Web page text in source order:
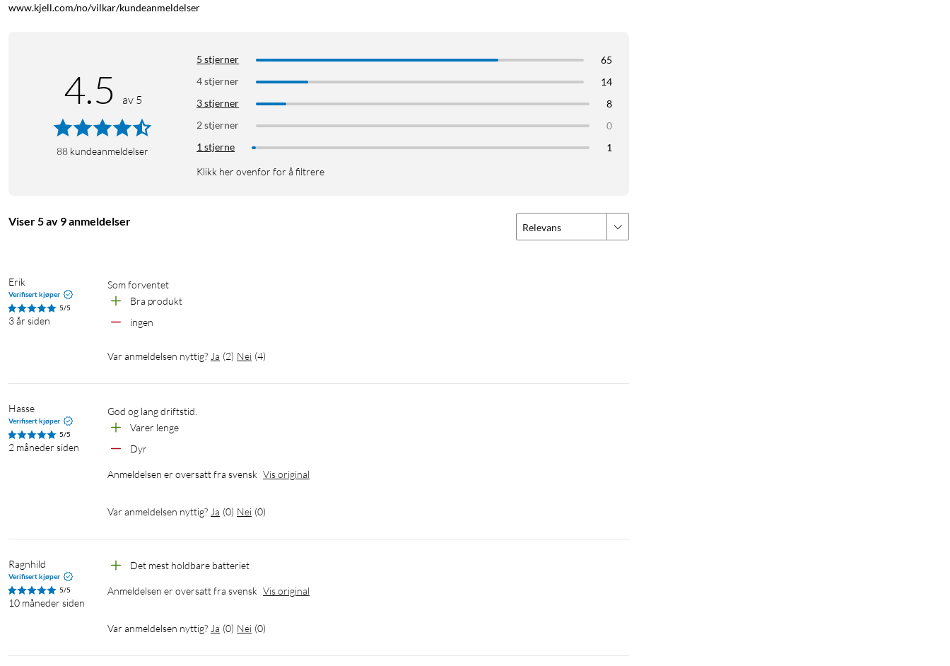
www.kjell.com/no/vilkar/kundeanmeldelser
4.5 av 5
88 kundeanmeldelser
5 stjerner
65
4 stjerner
14
3 stjerner
8
2 stjerner
0
1 stjerne
1
Klikk her ovenfor for å filtrere
Viser 5 av 9 anmeldelser Relevans
Erik
Verifisert kjøper
5/5
3 år siden
Som forventet
Bra produkt
ingen
Var anmeldelsen nyttig? Ja (2) Nei (4)
Hasse
Verifisert kjøper
5/5
2 måneder siden
God og lang driftstid.
Varer lenge
Dyr
Anmeldelsen er oversatt fra svensk Vis original
Var anmeldelsen nyttig? Ja (0) Nei (0)
Ragnhild
Verifisert kjøper
5/5
10 måneder siden
Det mest holdbare batteriet
Anmeldelsen er oversatt fra svensk Vis original
Var anmeldelsen nyttig? Ja (0) Nei (0)